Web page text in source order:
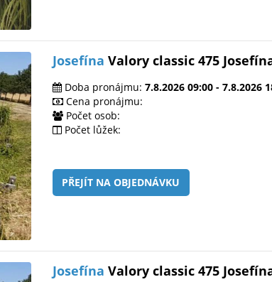
Josefína Valory classic 475
Doba pronájmu: 7.8.2026 09:00 - 7.8.2026
Cena pronájmu:
Počet osob:
Počet lůžek:
PŘEJÍT NA OBJEDNÁVKU
Josefína Valory classic 475